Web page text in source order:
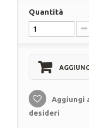
Quantità
Aggiungi
desideri